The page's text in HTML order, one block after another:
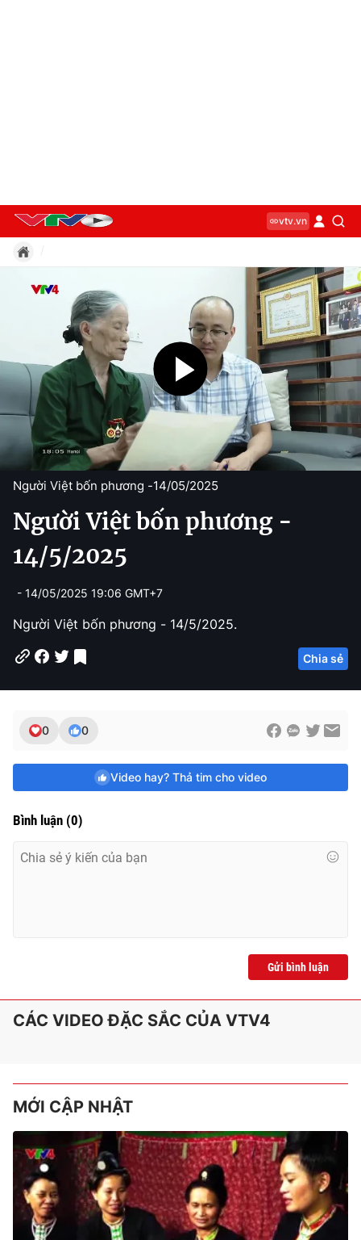
vtv.vn
Người Việt bốn phương -14/05/2025
Người Việt bốn phương -
14/5/2025
- 14/05/2025 19:06 GMT+7
Người Việt bốn phương - 14/5/2025.
Chia sẻ
0 0
Video hay? Thả tim cho video
Bình luận (0)
Gửi bình luận
CÁC VIDEO ĐẶC SẮC CỦA VTV4
MỚI CẬP NHẬT